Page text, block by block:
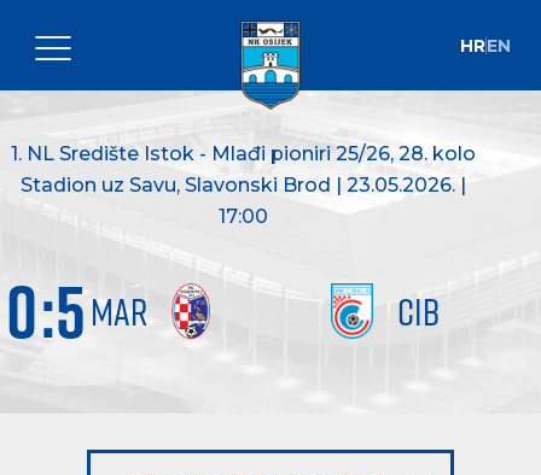
HREN
1. NL Središte Istok - Mlađi pioniri 25/26, 28. kolo
Stadion uz Savu, Slavonski Brod | 23.05.2026. |
17:00
MAR CIB
0:5